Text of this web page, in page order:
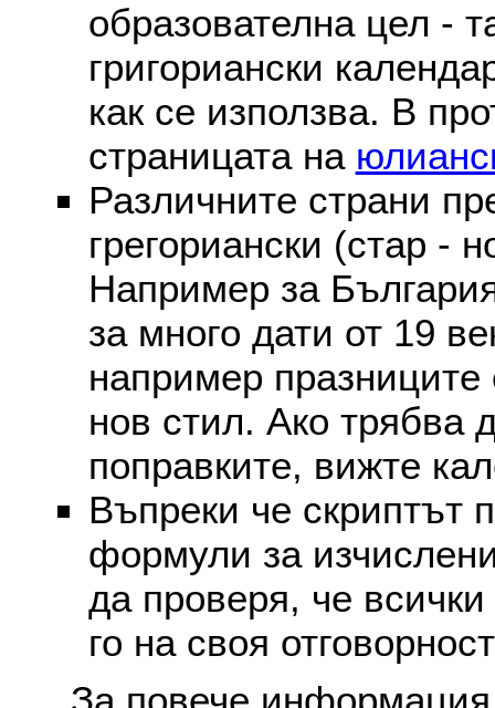
образователна цел -
григориански
как се използва. В
страницата на
Различните страни
грегориански (стар -
Например за
за много дати от 19
например празниците
нов стил. Ако трябва
поправките, вижте
Въпреки че скриптът
формули за
да проверя, че
го на своя